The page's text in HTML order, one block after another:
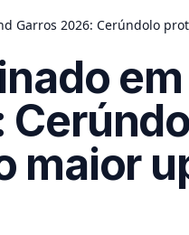
Garros 2026: Cerúndolo
maior